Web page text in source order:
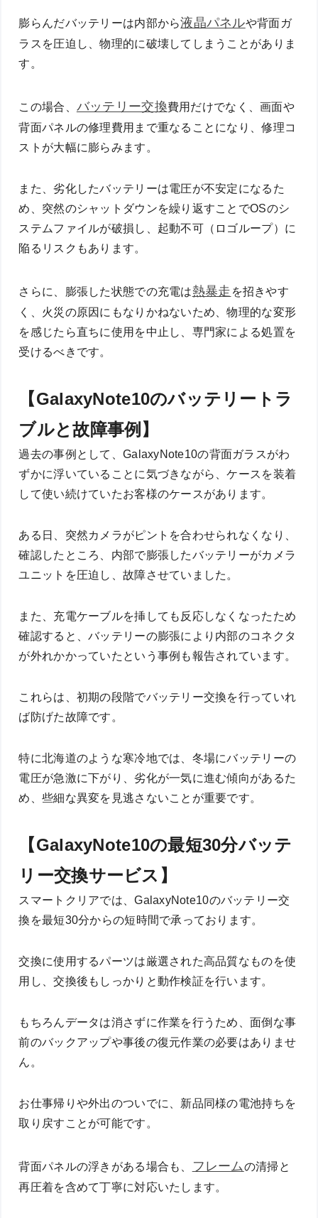
膨らんだバッテリーは内部から液晶パネルや背面ガ
ラスを圧迫し、物理的に破壊してしまうことがありま
す。
この場合、 バッテリー交換費用だけでなく、画面や
背面パネルの修理費用まで重なることになり、修理コ
ストが大幅に膨らみます。
また、劣化したバッテリーは電圧が不安定になるた
め、突然のシャットダウンを繰り返すことでOSのシ
ステムファイルが破損し、起動不可（ロゴループ）に
陥るリスクもあります。
さらに、膨張した状態での充電は熱暴走 を招きやす
く、火災の原因にもなりかねないため、物理的な変形
を感じたら直ちに使用を中止し、専門家による処置を
受けるべきです。
【GalaxyNote10のバッテリートラ
ブルと故障事例】
過去の事例として、GalaxyNote10の背面ガラスがわ
ずかに浮いていることに気づきながら、ケースを装着
して使い続けていたお客様のケースがあります。
ある日、突然カメラがピントを合わせられなくなり、
確認したところ、内部で膨張したバッテリーがカメラ
ユニットを圧迫し、故障させていました。
また、充電ケーブルを挿しても反応しなくなったため
確認すると、バッテリーの膨張により内部のコネクタ
が外れかかっていたという事例も報告されています。
これらは、初期の段階でバッテリー交換を行っていれ
ば防げた故障です。
特に北海道のような寒冷地では、冬場にバッテリーの
電圧が急激に下がり、劣化が一気に進む傾向があるた
め、些細な異変を見逃さないことが重要です。
【GalaxyNote10の最短30分バッテ
リー交換サービス】
スマートクリアでは、GalaxyNote10のバッテリー交
換を最短30分からの短時間で承っております。
交換に使用するパーツは厳選された高品質なものを使
用し、交換後もしっかりと動作検証を行います。
もちろんデータは消さずに作業を行うため、面倒な事
前のバックアップや事後の復元作業の必要はありませ
ん。
お仕事帰りや外出のついでに、新品同様の電池持ちを
取り戻すことが可能です。
背面パネルの浮きがある場合も、 フレームの清掃と
再圧着を含めて丁寧に対応いたします。